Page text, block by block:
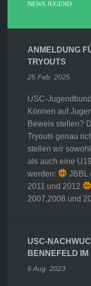
NEWS JUGEND
ANMELDUNG
TRYOUTS
25 Feb. 2025
USC-
Können auf
Beweis stellen?
Tryouts genau
stellen wir
als auch eine
werden:
JBBL
2011 und 2012
2007,2008 und
USC-
BENNEFELD
6 Aug. 2023